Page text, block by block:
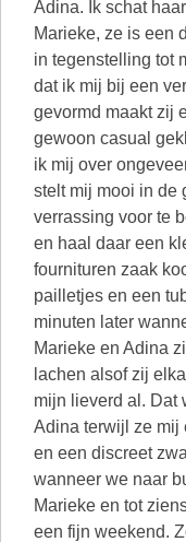
Adina. Ik schat
Marieke, ze is een
in tegenstelling tot
dat ik mij bij een
gevormd maakt zij
gewoon casual
ik mij over
stelt mij mooi in de
verrassing voor te
en haal daar een
fournituren zaak
pailletjes en een
minuten later
Marieke en Adina
lachen alsof zij
mijn lieverd al. Dat
Adina terwijl ze mij
en een discreet
wanneer we naar
Marieke en tot
een fijn weekend.